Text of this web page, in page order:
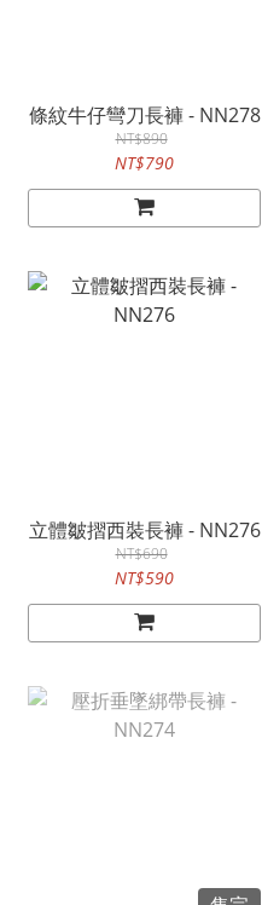
條紋牛仔彎刀長褲 - NN278
NT$890
NT$790
立體皺摺西裝長褲 - NN276
NT$690
NT$590